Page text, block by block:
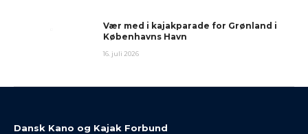
Vær med i kajakparade for Grønland i
Københavns Havn
16. juli 2026
Dansk Kano og Kajak Forbund